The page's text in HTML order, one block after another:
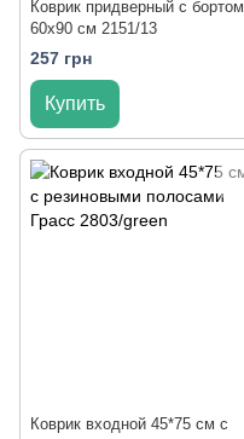
Коврик придверный с бортом
60x90 см 2151/13
257 грн
Купить
Коврик входной 45*75 см с